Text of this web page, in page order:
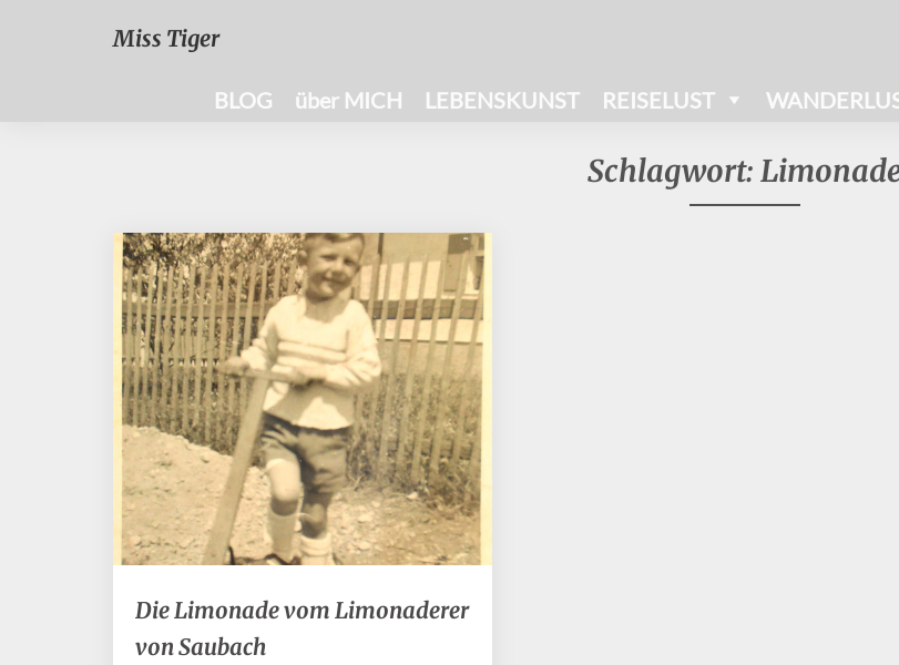
Miss Tiger
BLOG über MICH LEBENSKUNST REISELUST
Schlagwort:
Die
Limonade
vom
Die Limonade vom Limonaderer
von Saubach